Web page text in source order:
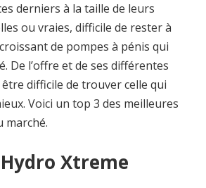
derniers à la taille de leurs
ou vraies, difficile de rester à
de pompes à pénis qui
De l’offre et de ses différentes
difficile de trouver celle qui
Voici un top 3 des meilleures
marché.
Xtreme